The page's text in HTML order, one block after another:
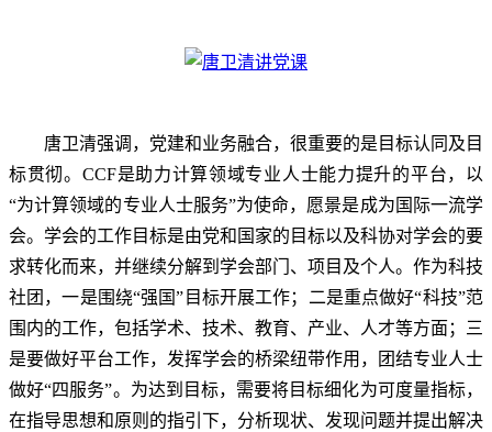
唐卫清强调，党建和业务融合，很重要的是目标认同及目
标贯彻。CCF是助力计算领域专业人士能力提升的平台，以
“为计算领域的专业人士服务”为使命，愿景是成为国际一流学
会。学会的工作目标是由党和国家的目标以及科协对学会的要
求转化而来，并继续分解到学会部门、项目及个人。作为科技
社团，一是围绕“强国”目标开展工作；二是重点做好“科技”范
围内的工作，包括学术、技术、教育、产业、人才等方面；三
是要做好平台工作，发挥学会的桥梁纽带作用，团结专业人士
做好“四服务”。为达到目标，需要将目标细化为可度量指标，
在指导思想和原则的指引下，分析现状、发现问题并提出解决